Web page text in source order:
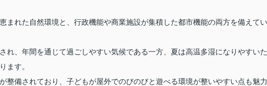
まれた自然環境と、行政機能や商業施設が集積した都市機能の両方を備えてい
れ、年間を通じて過ごしやすい気候である一方、夏は高温多湿になりやすいた
ます。
整備されており、子どもが屋外でのびのびと遊べる環境が整いやすい点も魅力